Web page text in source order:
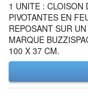
1 UNITE : CLOISON
PIVOTANTES EN
REPOSANT SUR
MARQUE
100 X 37 CM.